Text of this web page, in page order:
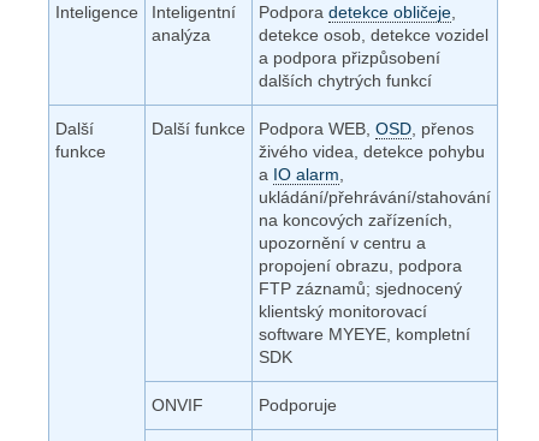
Inteligence
Inteligentní
analýza
Podpora detekce obličeje
detekce osob, detekce vozidel
a podpora přizpůsobení
dalších chytrých funkcí
Další
funkce
Další funkce Podpora WEB, OSD , přenos
živého videa, detekce pohybu
a IO alarm
ukládání/přehrávání/stahování
na koncových zařízeních,
upozornění v centru a
propojení obrazu, podpora
FTP záznamů; sjednocený
klientský monitorovací
software MYEYE, kompletní
SDK
ONVIF Podporuje